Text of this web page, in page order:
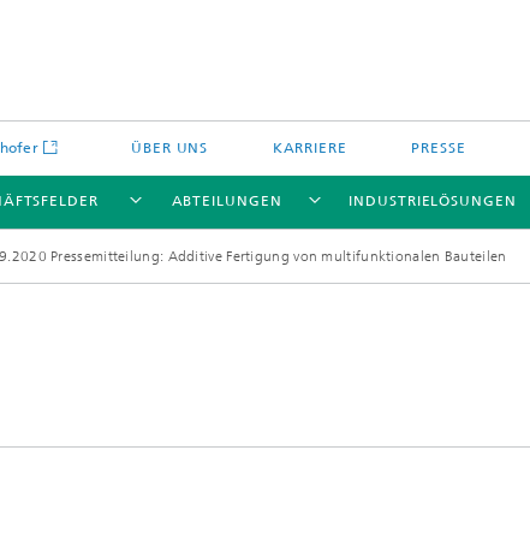
ÜBER UNS KARRIERE PRESSE
ABTEILUNGEN
und Komponenten Oxidkeramik
INDUSTRIELÖSUNGEN
Pressemitteilung: Additive Fertigung von multifunktionalen Bauteilen